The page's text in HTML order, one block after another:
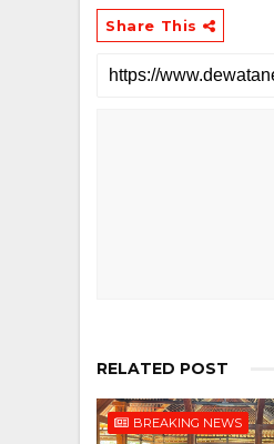
Share This
RELATED POST
BREAKING NEWS